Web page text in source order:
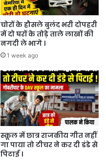
चोरों के हौसले बुलंद भरी दोपहरी
में दो घरों के तोड़े ताले लाखों की
नगदी ले भागे ।
1 week ago
स्कूल में छात्र राजकीय गीत नहीं
गा पाया तो टीचर ने कर दी डंडे से
पिटाई ।